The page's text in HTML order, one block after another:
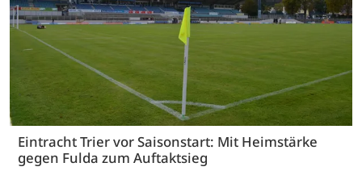
Eintracht Trier vor Saisonstart: Mit Heimstärke
gegen Fulda zum Auftaktsieg